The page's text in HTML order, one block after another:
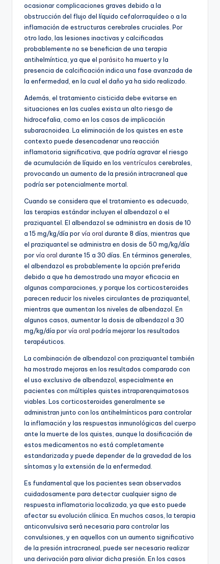
ocasionar complicaciones graves debido a la
obstrucción del flujo del líquido cefalorraquídeo o a la
inflamación de estructuras cerebrales cruciales. Por
otro lado, las lesiones inactivas y calcificadas
probablemente no se benefician de una terapia
antihelmíntica, ya que el parásito ha muerto y la
presencia de calcificación indica una fase avanzada de
la enfermedad, en la cual el daño ya ha sido realizado.
Además, el tratamiento cisticida debe evitarse en
situaciones en las cuales exista un alto riesgo de
hidrocefalia, como en los casos de implicación
subaracnoidea. La eliminación de los quistes en este
contexto puede desencadenar una reacción
inflamatoria significativa, que podría agravar el riesgo
de acumulación de líquido en los ventrículos cerebrales,
provocando un aumento de la presión intracraneal que
podría ser potencialmente mortal.
Cuando se considera que el tratamiento es adecuado,
las terapias estándar incluyen el albendazol o el
praziquantel. El albendazol se administra en dosis de 10
a 15 mg/kg/día porvía oral durante 8 días, mientras que
el praziquantel se administra en dosis de 50 mg/kg/día
porvía oral durante 15 a 30 días. En términos generales,
el albendazol es probablemente la opción preferida
debido a que ha demostrado una mayor eficacia en
algunas comparaciones, y porque los corticosteroides
parecen reducir los niveles circulantes de praziquantel,
mientras que aumentan los niveles de albendazol. En
algunos casos, aumentar la dosis de albendazol a 30
mg/kg/día porvía oral podría mejorar los resultados
terapéuticos.
La combinación de albendazol con praziquantel también
ha mostrado mejoras en los resultados comparado con
el uso exclusivo de albendazol, especialmente en
pacientes con múltiples quistes intraparenquimatosos
viables. Los corticosteroides generalmente se
administran junto con los antihelmínticos para controlar
la inflamación y las respuestas inmunológicas del cuerpo
ante la muerte de los quistes, aunque la dosificación de
estos medicamentos no está completamente
estandarizada y puede depender de la gravedad de los
síntomas y la extensión de la enfermedad.
Es fundamental que los pacientes sean observados
cuidadosamente para detectar cualquier signo de
respuesta inflamatoria localizada, ya que esto puede
afectar su evolución clínica. En muchos casos, la terapia
anticonvulsiva será necesaria para controlar las
convulsiones, y en aquellos con un aumento significativo
de la presión intracraneal, puede ser necesario realizar
una derivación para aliviar dicha presión. En los casos